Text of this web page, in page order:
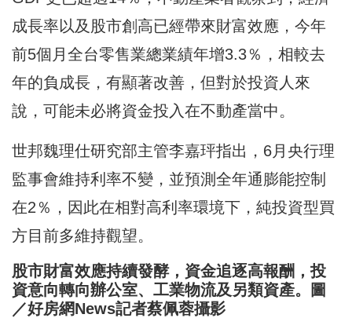
成長率以及股市創高已經帶來財富效應，今年
前5個月全台零售業總業績年增3.3％，相較去
年的負成長，有顯著改善，但對於投資人來
說，可能未必將資金投入在不動產當中。
世邦魏理仕研究部主管李嘉玶指出，6月央行理
監事會維持利率不變，並預測全年通膨能控制
在2％，因此在相對高利率環境下，純投資型買
方目前多維持觀望。
股市財富效應持續發酵，資金追逐高報酬，投
資意向轉向辦公室、工業物流及另類資產。圖
／好房網News記者蔡佩蓉攝影